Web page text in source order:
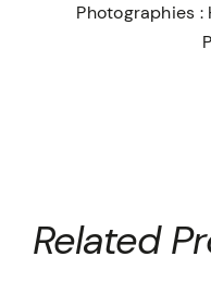
Photographies :
Related